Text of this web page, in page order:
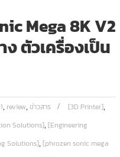
Mega 8K V2
ตัวเครื่องเป็น
, review,ข่าวสาร [3D Printer],
Solutions],[Engineering
Solutions],[phrozen sonic mega